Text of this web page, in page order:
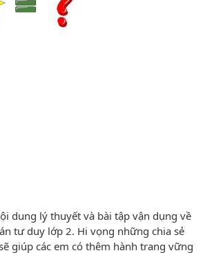
dung lý thuyết và bài tập vận dụng về
tư duy lớp 2. Hi vọng những chia sẻ
giúp các em có thêm hành trang vững